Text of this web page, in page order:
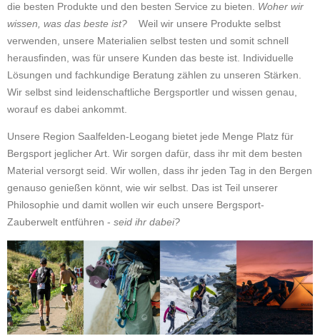
die besten Produkte und den besten Service zu bieten. Woher wir
wissen, was das beste ist?
Weil wir unsere Produkte selbst
verwenden, unsere Materialien selbst testen und somit schnell
herausfinden, was für unsere Kunden das beste ist. Individuelle
Lösungen und fachkundige Beratung zählen zu unseren Stärken.
Wir selbst sind leidenschaftliche Bergsportler und wissen genau,
worauf es dabei ankommt.
Unsere Region Saalfelden-Leogang bietet jede Menge Platz für
Bergsport jeglicher Art. Wir sorgen dafür, dass ihr mit dem besten
Material versorgt seid. Wir wollen, dass ihr jeden Tag in den Bergen
genauso genießen könnt, wie wir selbst. Das ist Teil unserer
Philosophie und damit wollen wir euch unsere Bergsport-
Zauberwelt entführen - seid ihr dabei?